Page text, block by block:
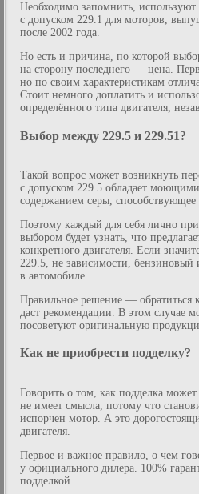
Необходимо запомнить,
с допуском 229.1 для моторов,
после 2002 года.
Но есть и причина, по которой
на сторону последнего — цена.
но по своим характеристикам
Стоит немного доплатить и
определённого типа двигателя,
Выбор между 229.5 и 229.51?
Такой вопрос может возникнуть
с допуском 229.5 обладает
содержанием серы, способствующее
Поэтому каждый для себя лично
выбором будет узнать, что
конкретного двигателя. Если
229.5, не зависимости, бензиновый
в автомобиле.
Правильное решение — обратиться
даст рекомендации. В этом случае
посоветуют оригинальную
Как не приобрести подделку?
Говорить о том, как подделка
не имеет смысла, потому что
испорчен мотор. А это
двигателя.
Первое и важное правило, о чем
у официального дилера. 100%
подделкой.